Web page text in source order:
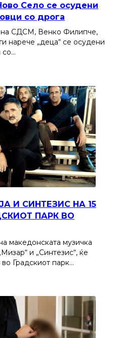
Село се осудени
со дрога
на СДСМ, Венко Филипче,
нарече „деца“ се осудени
со…
И СИНТЕЗИС НА 15
ПАРК ВО
македонската музичка
и „Синтезис“, ќе
во Градскиот парк…